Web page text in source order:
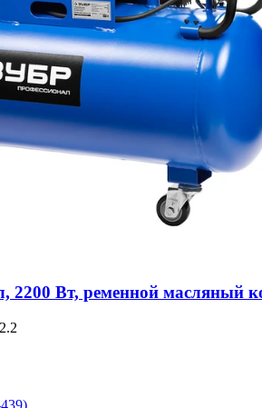
2200 Вт, ременной масляный